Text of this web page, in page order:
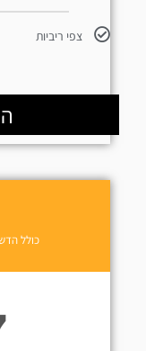
כולל
צפי ריביות